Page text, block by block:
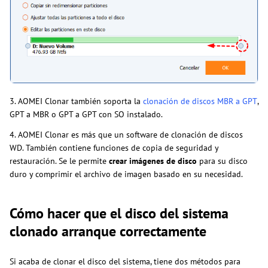
3. AOMEI Clonar también soporta la clonación de discos MBR a GPT,
GPT a MBR o GPT a GPT con SO instalado.
4. AOMEI Clonar es más que un software de clonación de discos
WD. También contiene funciones de copia de seguridad y
restauración. Se le permite crear imágenes de disco para su disco
duro y comprimir el archivo de imagen basado en su necesidad.
Cómo hacer que el disco del sistema
clonado arranque correctamente
Si acaba de clonar el disco del sistema, tiene dos métodos para